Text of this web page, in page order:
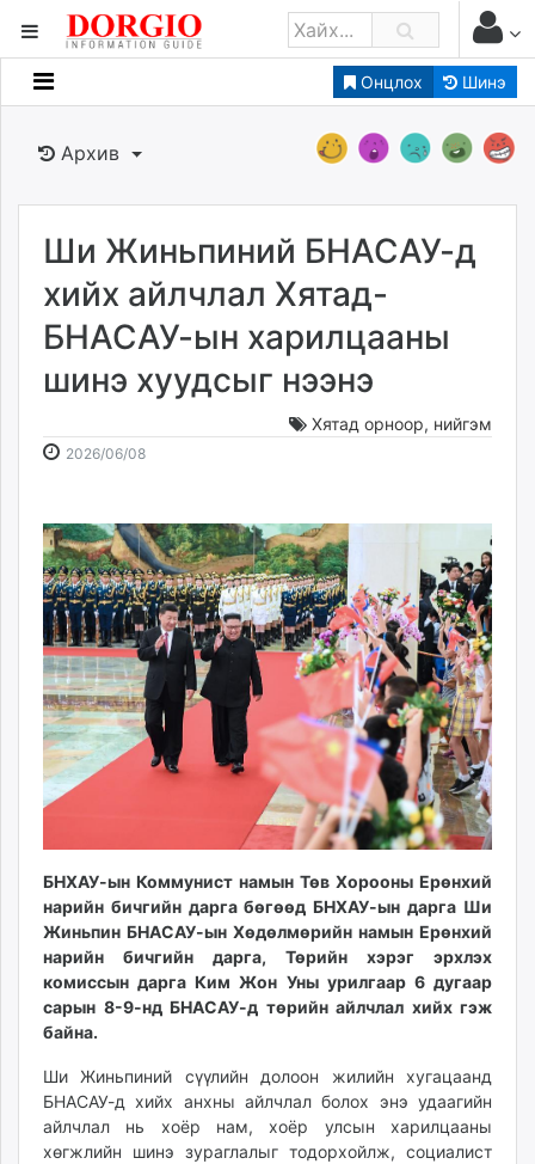
Онцлох Шинэ
Мэдээллийн
Банк санхүү
Бизнес ААН
Төрийн
dorgio.mn
Gogo.mn
news.mn
zindaa.mn
tovch.mn
ikon.mn
mnb.mn
Livetv.mn
Eguur.mn
24tsag.mn
shuud.mn
eagle.mn
ergelt.mn
zarig.mn
zuv.mn
mminfo.mn
ugluu.mn
urlag.mn
unen.mn
asu.mn
shudarga.mn
unuudur.mn
isee.mn
mglradio.com
Архив
Ши Жиньпиний БНАСАУ-д
хийх айлчлал Хятад-
БНАСАУ-ын харилцааны
шинэ хуудсыг нээнэ
Хятад орноор, нийгэм
2026/06/082026-
10:59:53
2026-
20:22:56
БНХАУ-ын Коммунист намын Төв Хорооны Ерөнхий
нарийн бичгийн дарга бөгөөд БНХАУ-ын дарга Ши
Жиньпин БНАСАУ-ын Хөдөлмөрийн намын Ерөнхий
нарийн бичгийн дарга, Төрийн хэрэг эрхлэх
комиссын дарга Ким Жон Уны урилгаар 6 дугаар
сарын 8-9-нд БНАСАУ-д төрийн айлчлал хийх гэж
байна.
Ши Жиньпиний сүүлийн долоон жилийн хугацаанд
БНАСАУ-д хийх анхны айлчлал болох энэ удаагийн
айлчлал нь хоёр нам, хоёр улсын харилцааны
хөгжлийн шинэ зураглалыг тодорхойлж, социалист